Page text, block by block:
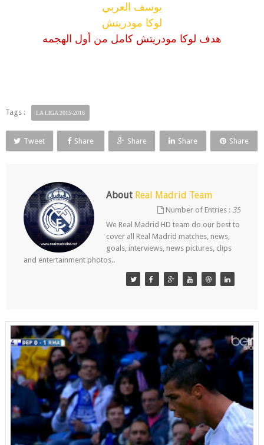
يوسف العربي
لوكا مودريتش
هدف لوكا مودريتش كامل من أول الهجمه
Tags : LA LIGA 2015-2016
Tweet Share Share Share Share
About Real Madrid Team
Number of Entries :35
We Real Madrid HD team do our best to
cover all Real Madrid matches, news,
goals, interviews, news pictures, clips
and entertainment photos..